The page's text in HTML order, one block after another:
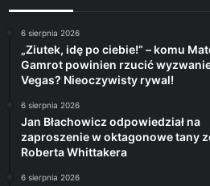
6 sierpnia 2026
„Ziutek, idę po ciebie!” – komu
Gamrot powinien rzucić wyzwanie
Vegas? Nieoczywisty rywal!
6 sierpnia 2026
Jan Błachowicz odpowiedział na
zaproszenie w oktagonowe tany
Roberta Whittakera
6 sierpnia 2026